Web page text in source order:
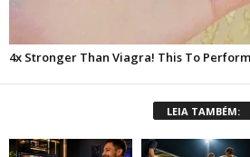
LEIA TAMBÉM: